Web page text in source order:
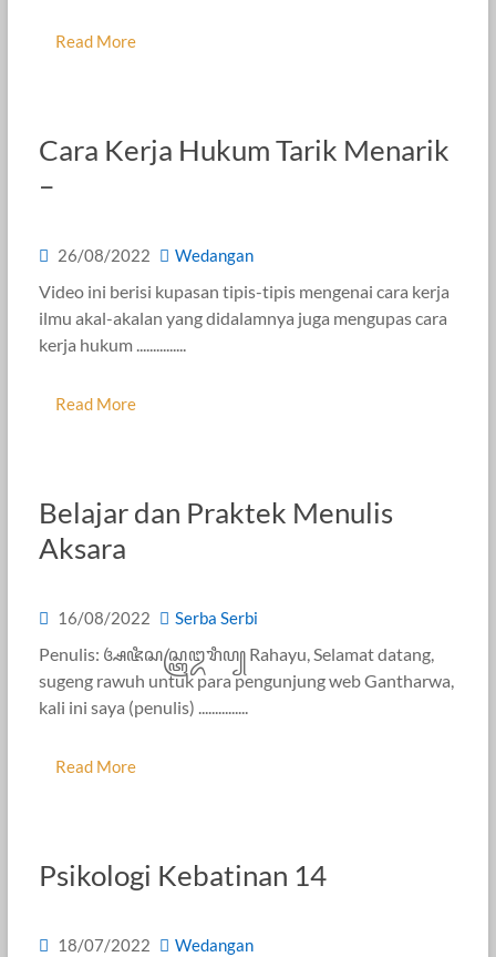
Read More
Cara Kerja Hukum Tarik Menarik
–
26/08/2022 Wedangan
Video ini berisi kupasan tipis-tipis mengenai cara kerja
ilmu akal-akalan yang didalamnya juga mengupas cara
kerja hukum ...............
Read More
Belajar dan Praktek Menulis
Aksara
16/08/2022 Serba Serbi
Penulis: ꦄꦗꦶꦱꦱ꧀ꦠꦿꦈꦫꦶꦥ꧀ Rahayu, Selamat datang,
sugeng rawuh untuk para pengunjung web Gantharwa,
kali ini saya (penulis) ...............
Read More
Psikologi Kebatinan 14
18/07/2022 Wedangan